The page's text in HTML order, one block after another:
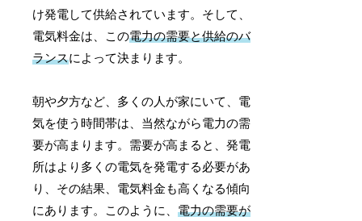
け発電して供給されています。そして、
電気料金は、この電力の需要と供給のバ
ランスによって決まります。
朝や夕方など、多くの人が家にいて、電
気を使う時間帯は、当然ながら電力の需
要が高まります。需要が高まると、発電
所はより多くの電気を発電する必要があ
り、その結果、電気料金も高くなる傾向
にあります。このように、電力の需要が